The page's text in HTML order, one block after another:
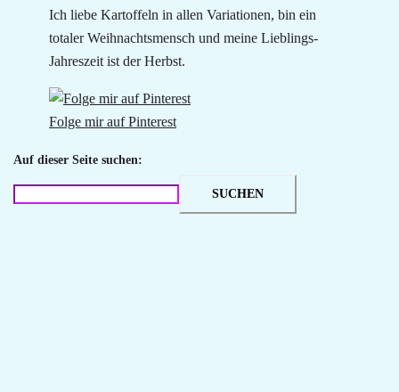
Ich liebe Kartoffeln in allen Variationen, bin ein
totaler Weihnachtsmensch und meine Lieblings-
Jahreszeit ist der Herbst.
Folge mir auf Pinterest
Auf dieser Seite suchen:
SUCHEN